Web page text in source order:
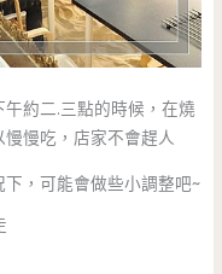
約二.三點的時候，在燒
慢吃，店家不會趕人
，可能會做些小調整吧~